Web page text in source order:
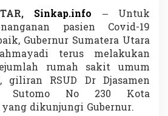
G
u
b
e
r
n
u
r
Sinkap.info – Untuk
pasien Covid-19
Gubernur Sumatera Utara
terus melakukan
rumah sakit umum
RSUD Dr Djasamen
Sutomo No 230 Kota
dikunjungi Gubernur.